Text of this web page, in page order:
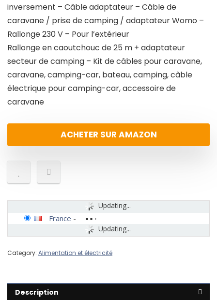
inversement – Câble adaptateur – Câble de
caravane / prise de camping / adaptateur Womo –
Rallonge 230 V – Pour l’extérieur
Rallonge en caoutchouc de 25 m + adaptateur
secteur de camping – Kit de câbles pour caravane,
caravane, camping-car, bateau, camping, câble
électrique pour camping-car, accessoire de
caravane
ACHETER SUR AMAZON
Updating...
Updating...
France -
Category: Alimentation et électricité
Description